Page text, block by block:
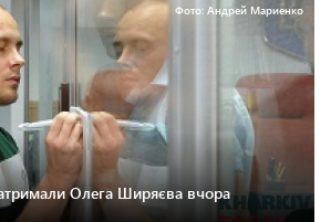
Фото: Андрей Мариенко
Олега Ширяєва вчора